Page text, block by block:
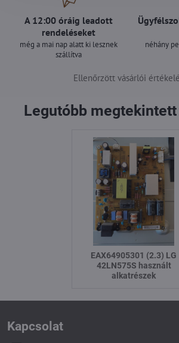
A 12:00 óráig leadott
rendeléseket
még a mai nap alatt ki lesznek
szállítva
néhány
Ellenőrzött vásárlói
Legutóbb
EAX64905301 (2.3) LG
42LN575S használt
alkatrészek
Kapcsolat